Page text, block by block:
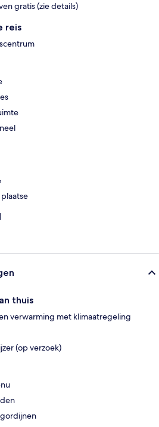
gratis (zie details)
reis
thuis
verwarming met klimaatregeling
(op verzoek)